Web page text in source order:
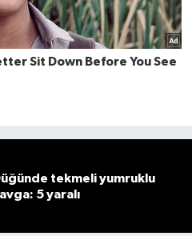
tekmeli yumruklu
5 yaralı